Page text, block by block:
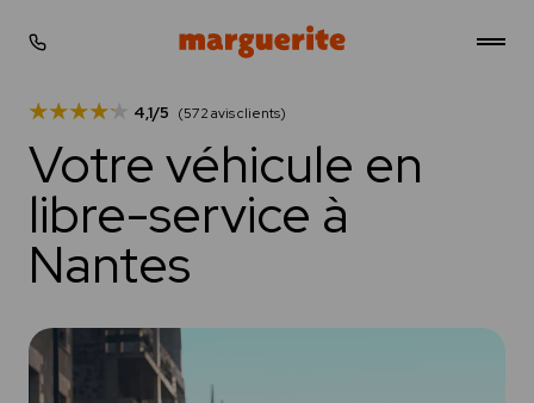
Stations
Tarifs
Simulateur
Actualités
4,1/5 (572 avis clients)
Votre véhicule en
libre-service à
Nantes